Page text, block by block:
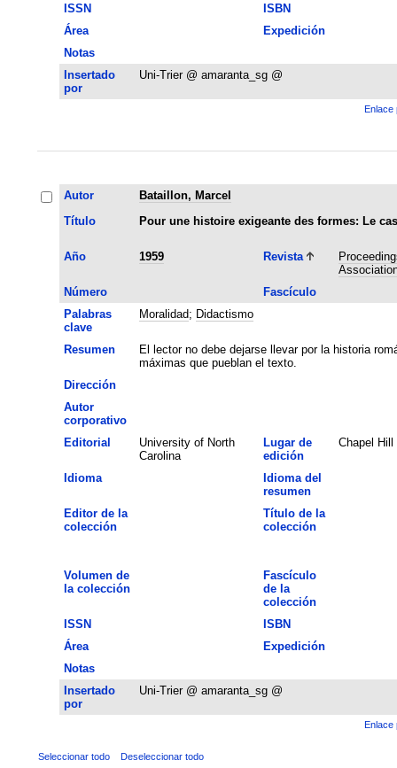
ISSN
ISBN
Área
Expedición
Notas
Insertado
por
Uni-Trier @ amaranta_sg @
Enlace
Autor
Bataillon, Marcel
Título
Pour une histoire exigeante des formes: Le
Año 1959 Revista
Número
Fascículo
Palabras
clave
Moralidad; Didactismo
Resumen
El lector no debe dejarse llevar por la historia
máximas que pueblan el texto.
Dirección
Autor
corporativo
Editorial
University of North
Carolina
Lugar de
edición
Chapel Hill
Idioma
Idioma del
resumen
Editor de la
colección
Título de la
colección
Volumen de
la colección
Fascículo
de la
colección
ISSN
ISBN
Área
Expedición
Notas
Insertado
por
Uni-Trier @ amaranta_sg @
Enlace
Seleccionar todo Deseleccionar todo